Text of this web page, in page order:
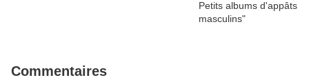
Commentaires